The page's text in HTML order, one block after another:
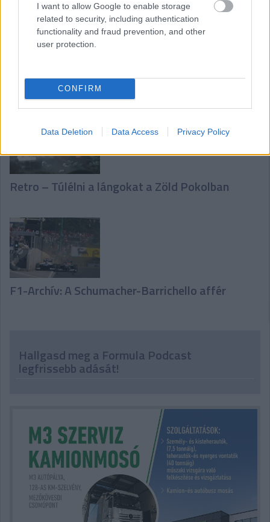
I want to allow Google to enable storage
related to security, including authentication
functionality and fraud prevention, and other
user protection.
CONFIRM
Data Deletion Data Access Privacy Policy
F1-Archív: Schumacher elnézést kér
Retro – Túlélni a lángokat a Zöld Pokolban
F1-Archív: A Schumacher-Barrichello affér
Hallgasd meg a Formula Podcast
legfrissebb adását!